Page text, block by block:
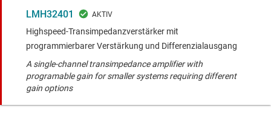
LMH32401
Highspeed-Transimpedanzverstärker mit
programmierbarer Verstärkung und Differenzialausgang
A single-channel transimpedance amplifier with
programable gain for smaller systems requiring different
gain options